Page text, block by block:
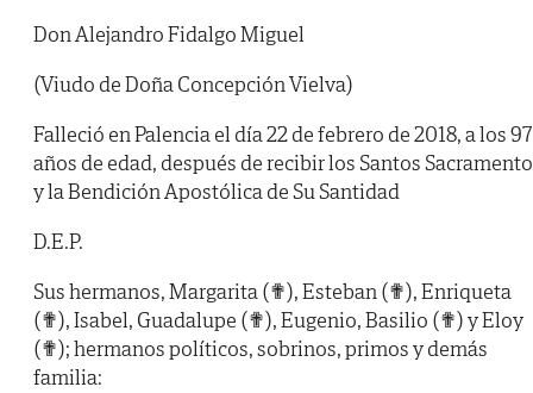
Don Alejandro Fidalgo Miguel
(Viudo de Doña Concepción Vielva)
Falleció en Palencia el día 22 de febrero de 2018, a los 97
años de edad, después de recibir los Santos
y la Bendición Apostólica de Su Santidad
D.E.P.
Sus hermanos, Margarita (✟), Esteban (✟), Enriqueta
(✟), Isabel, Guadalupe (✟), Eugenio, Basilio (✟) y Eloy
(✟); hermanos políticos, sobrinos, primos y demás
familia: